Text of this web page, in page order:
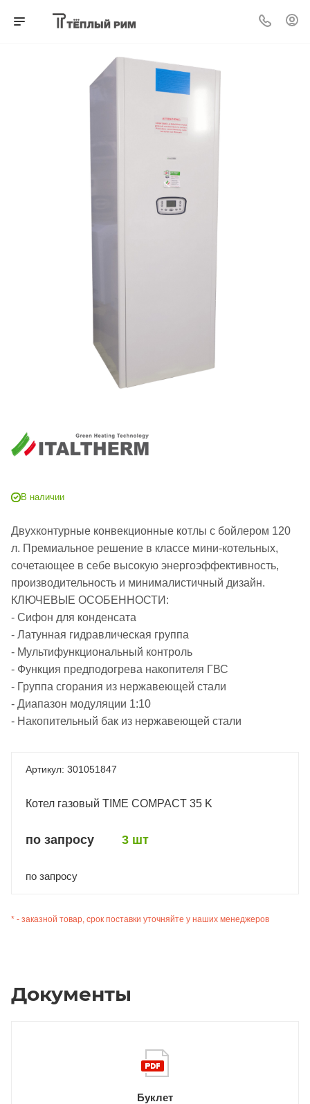
В наличии
Двухконтурные конвекционные котлы с бойлером 120
л. Премиальное решение в классе мини-котельных,
сочетающее в себе высокую энергоэффективность,
производительность и минималистичный дизайн.
КЛЮЧЕВЫЕ ОСОБЕННОСТИ:
- Сифон для конденсата
- Латунная гидравлическая группа
- Мультифункциональный контроль
- Функция предподогрева накопителя ГВС
- Группа сгорания из нержавеющей стали
- Диапазон модуляции 1:10
- Накопительный бак из нержавеющей стали
301051847
Котел газовый TIME COMPACT 35 K
по запросу 3 шт
по запросу
* - заказной товар, срок поставки уточняйте у наших менеджеров
Документы
Буклет